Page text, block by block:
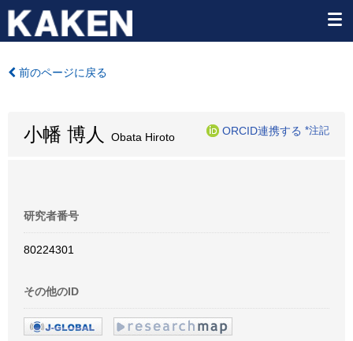
前のページに戻る
小幡 博人 Obata Hiroto
ORCID連携する *注記
研究者番号
80224301
その他のID